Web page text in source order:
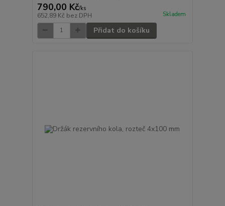
790,00 Kč/ks
652,89 Kč bez DPH Skladem
Přidat do košíku